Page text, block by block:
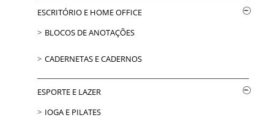
ESCRITÓRIO E HOME OFFICE
BLOCOS DE ANOTAÇÕES
CADERNETAS E CADERNOS
ESPORTE E LAZER
IOGA E PILATES